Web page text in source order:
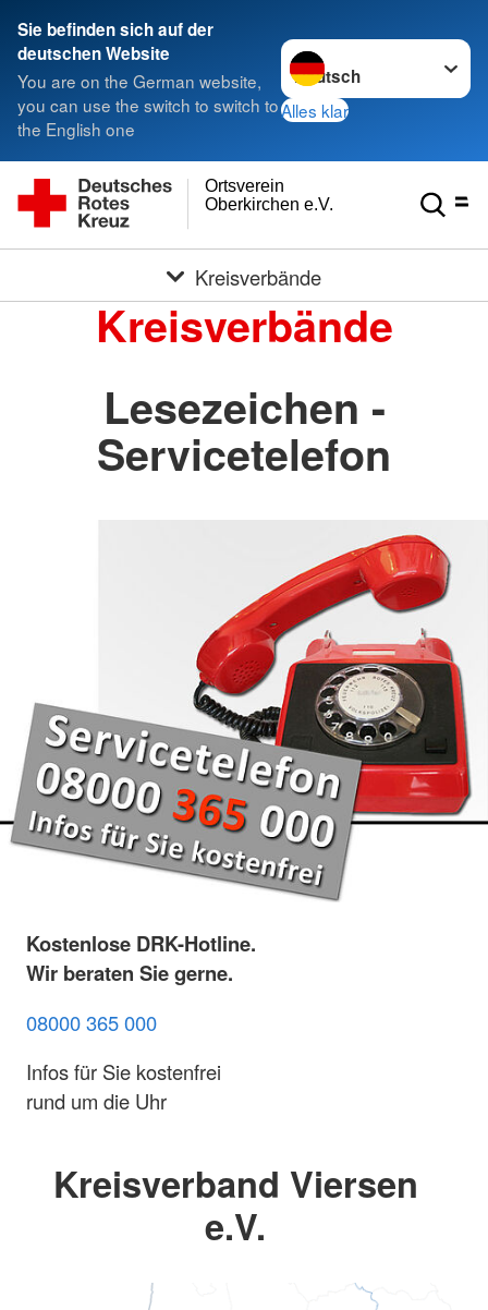
Sie befinden sich auf der
deutschen Website
You are on the German website,
you can use the switch to switch to
the English one
Sprache wechseln zu
Alles klar
Oberkirchen e.V.
Ortsverein
Kreisverbände
Kreisverbände
Lesezeichen -
Servicetelefon
Kostenlose DRK-Hotline.
Wir beraten Sie gerne.
08000 365 000
Infos für Sie kostenfrei
rund um die Uhr
Kreisverband Viersen
e.V.